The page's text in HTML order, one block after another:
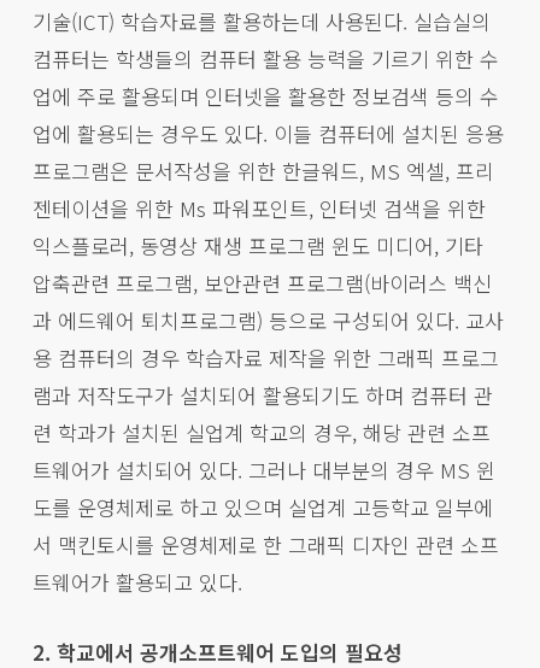
기술(ICT) 학습자료를 활용하는데 사용된다. 실습실의
컴퓨터는 학생들의 컴퓨터 활용 능력을 기르기 위한 수
업에 주로 활용되며 인터넷을 활용한 정보검색 등의 수
업에 활용되는 경우도 있다. 이들 컴퓨터에 설치된 응용
프로그램은 문서작성을 위한 한글워드, MS 엑셀, 프리
젠테이션을 위한 Ms 파워포인트, 인터넷 검색을 위한
익스플로러, 동영상 재생 프로그램 윈도 미디어, 기타
압축관련 프로그램, 보안관련 프로그램(바이러스 백신
과 에드웨어 퇴치프로그램) 등으로 구성되어 있다. 교사
용 컴퓨터의 경우 학습자료 제작을 위한 그래픽 프로그
램과 저작도구가 설치되어 활용되기도 하며 컴퓨터 관
련 학과가 설치된 실업계 학교의 경우, 해당 관련 소프
트웨어가 설치되어 있다. 그러나 대부분의 경우 MS 윈
도를 운영체제로 하고 있으며 실업계 고등학교 일부에
서 맥킨토시를 운영체제로 한 그래픽 디자인 관련 소프
트웨어가 활용되고 있다.
2. 학교에서 공개소프트웨어 도입의 필요성